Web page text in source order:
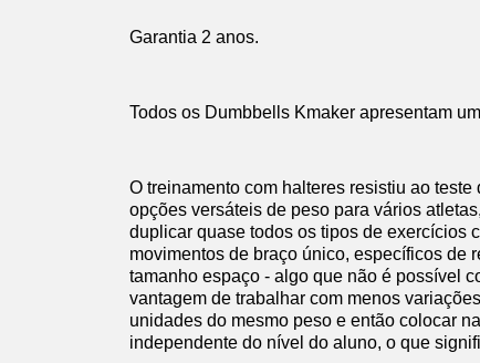
Garantia 2 anos.
Todos os Dumbbells Kmaker apresentam
O treinamento com halteres resistiu ao
opções versáteis de peso para vários
duplicar quase todos os tipos de exercícios
movimentos de braço único, específicos de
tamanho espaço - algo que não é possível
vantagem de trabalhar com menos
unidades do mesmo peso e então colocar
independente do nível do aluno, o que